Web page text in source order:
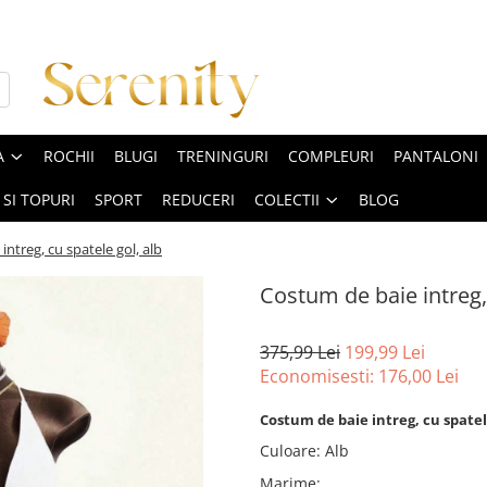
ROCHII BLUGI TRENINGURI COMPLEURI PANTALONI
TOPURI SPORT REDUCERI COLECTII BLOG
cu spatele gol, alb
Costum de baie
375,99 Lei 199,99 Lei
Economisesti: 176,00 Lei
Costum de baie intreg, cu
Culoare: Alb